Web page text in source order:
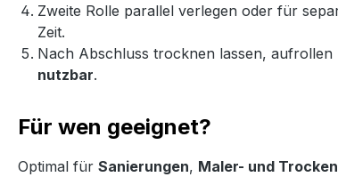
Zweite Rolle parallel verlegen oder für
Zeit.
Nach Abschluss trocknen lassen, aufrollen
nutzbar.
Für wen geeignet?
Optimal für Sanierungen, Maler- und